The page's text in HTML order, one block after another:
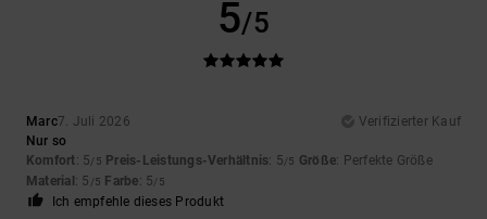
5/5
Marc7. Juli 2026
Verifizierter Kauf
Nur so
Komfort: 5/5 Preis-Leistungs-Verhältnis: 5/5 Größe: Perfekte Größe
Material: 5 /5 Farbe: 5/5
Ich empfehle dieses Produkt